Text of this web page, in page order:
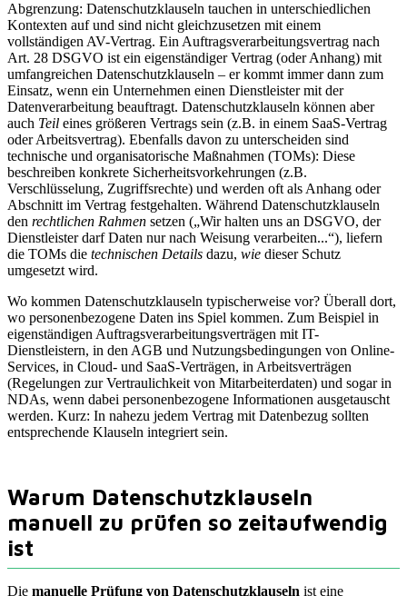
Abgrenzung: Datenschutzklauseln tauchen in unterschiedlichen
Kontexten auf und sind nicht gleichzusetzen mit einem
vollständigen AV-Vertrag. Ein Auftragsverarbeitungsvertrag nach
Art. 28 DSGVO ist ein eigenständiger Vertrag (oder Anhang) mit
umfangreichen Datenschutzklauseln – er kommt immer dann zum
Einsatz, wenn ein Unternehmen einen Dienstleister mit der
Datenverarbeitung beauftragt. Datenschutzklauseln können aber
auch Teil eines größeren Vertrags sein (z.B. in einem SaaS-Vertrag
oder Arbeitsvertrag). Ebenfalls davon zu unterscheiden sind
technische und organisatorische Maßnahmen (TOMs): Diese
beschreiben konkrete Sicherheitsvorkehrungen (z.B.
Verschlüsselung, Zugriffsrechte) und werden oft als Anhang oder
Abschnitt im Vertrag festgehalten. Während Datenschutzklauseln
den rechtlichen Rahmen setzen („Wir halten uns an DSGVO, der
Dienstleister darf Daten nur nach Weisung verarbeiten...“), liefern
die TOMs die technischen Details dazu, wie dieser Schutz
umgesetzt wird.
Wo kommen Datenschutzklauseln typischerweise vor? Überall dort,
wo personenbezogene Daten ins Spiel kommen. Zum Beispiel in
eigenständigen Auftragsverarbeitungsverträgen mit IT-
Dienstleistern, in den AGB und Nutzungsbedingungen von Online-
Services, in Cloud- und SaaS-Verträgen, in Arbeitsverträgen
(Regelungen zur Vertraulichkeit von Mitarbeiterdaten) und sogar in
NDAs, wenn dabei personenbezogene Informationen ausgetauscht
werden. Kurz: In nahezu jedem Vertrag mit Datenbezug sollten
entsprechende Klauseln integriert sein.
Warum Datenschutzklauseln
manuell zu prüfen so zeitaufwendig
ist
Die manuelle Prüfung von Datenschutzklauseln ist eine